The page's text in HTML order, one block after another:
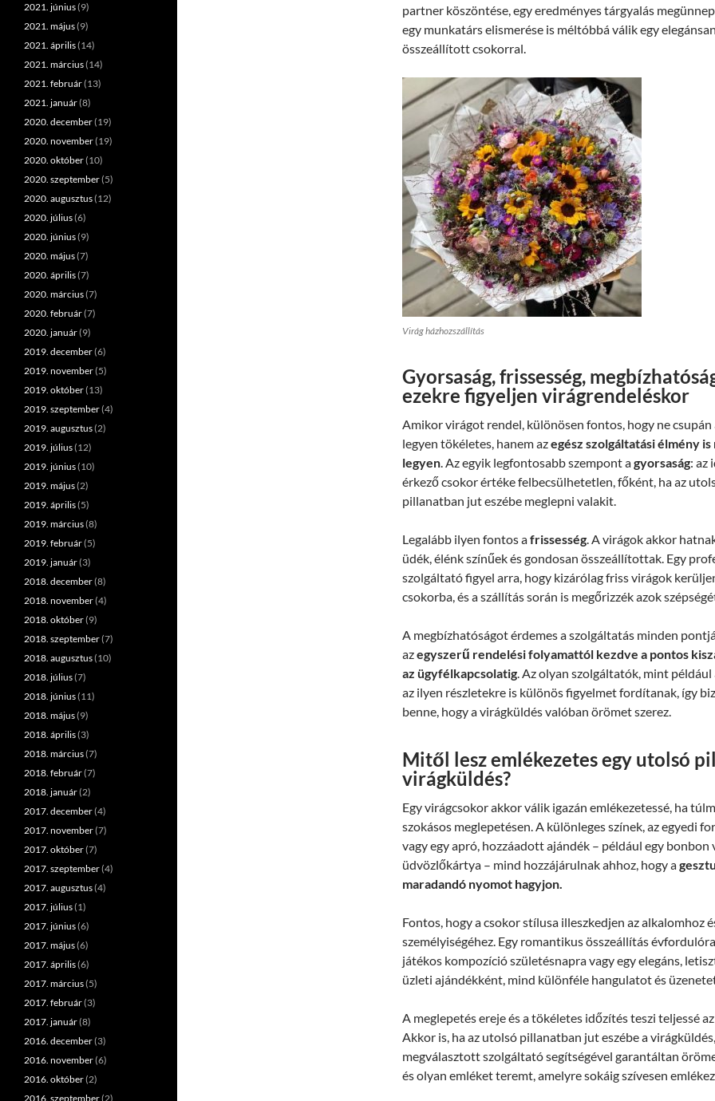
partner köszöntése, egy eredményes tárgyalás
egy munkatárs elismerése is méltóbbá válik egy
összeállított csokorral.
Virág házhozszállítás
Gyorsaság, frissesség,
ezekre figyeljen virágrendeléskor
Amikor virágot rendel, különösen fontos, hogy ne csupán
legyen tökéletes, hanem azegész szolgáltatási élmény
legyen. Az egyik legfontosabb szempont agyorsaság: az
érkező csokor értéke felbecsülhetetlen, főként, ha az
pillanatban jut eszébe meglepni valakit.
Legalább ilyen fontos afrissesség. A virágok akkor
üdék, élénk színűek és gondosan összeállítottak. Egy
szolgáltató figyel arra, hogy kizárólag friss virágok
csokorba, és a szállítás során is megőrizzék azok
A megbízhatóságot érdemes a szolgáltatás minden
azegyszerű rendelési folyamattól kezdve a pontos
az ügyfélkapcsolatig. Az olyan szolgáltatók, mint például
az ilyen részletekre is különös figyelmet fordítanak, így
benne, hogy a virágküldés valóban örömet szerez.
Mitől lesz emlékezetes egy utolsó
virágküldés?
Egy virágcsokor akkor válik igazán emlékezetessé, ha
szokásos meglepetésen. A különleges színek, az egyedi
vagy egy apró, hozzáadott ajándék – például egy bonbon
üdvözlőkártya – mind hozzájárulnak ahhoz, hogy a
maradandó nyomot hagyjon.
Fontos, hogy a csokor stílusa illeszkedjen az alkalomhoz
személyiségéhez. Egy romantikus összeállítás
játékos kompozíció születésnapra vagy egy elegáns,
üzleti ajándékként, mind különféle hangulatot és
A meglepetés ereje és a tökéletes időzítés teszi teljessé
Akkor is, ha az utolsó pillanatban jut eszébe a
megválasztott szolgáltató segítségével garantáltan
és olyan emléket teremt, amelyre sokáig szívesen
2021. június(9)
2021. május(9)
2021. április(14)
2021. március(14)
2021. február(13)
2021. január(8)
2020. december(19)
2020. november(19)
2020. október(10)
2020. szeptember(5)
2020. augusztus(12)
2020. július(6)
2020. június(9)
2020. május(7)
2020. április(7)
2020. március(7)
2020. február(7)
2020. január(9)
2019. december(6)
2019. november(5)
2019. október(13)
2019. szeptember(4)
2019. augusztus(2)
2019. július(12)
2019. június(10)
2019. május(2)
2019. április(5)
2019. március(8)
2019. február(5)
2019. január(3)
2018. december(8)
2018. november(4)
2018. október(9)
2018. szeptember(7)
2018. augusztus(10)
2018. július(7)
2018. június(11)
2018. május(9)
2018. április(3)
2018. március(7)
2018. február(7)
2018. január(2)
2017. december(4)
2017. november(7)
2017. október(7)
2017. szeptember(4)
2017. augusztus(4)
2017. július(1)
2017. június(6)
2017. május(6)
2017. április(6)
2017. március(5)
2017. február(3)
2017. január(8)
2016. december(3)
2016. november(6)
2016. október(2)
2016. szeptember(2)